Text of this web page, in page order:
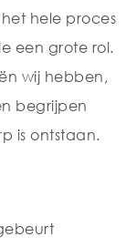
hele proces
een grote rol.
wij hebben,
begrijpen
is ontstaan.